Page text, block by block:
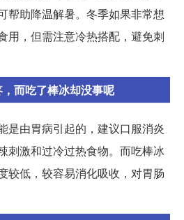
帮助降温解暑。冬季如果非常想
用，但需注意冷热搭配，避免刺
而吃了棒冰却没事呢
是由胃病引起的，建议口服消炎
刺激和过冷过热食物。而吃棒冰
较低，较容易消化吸收，对胃肠